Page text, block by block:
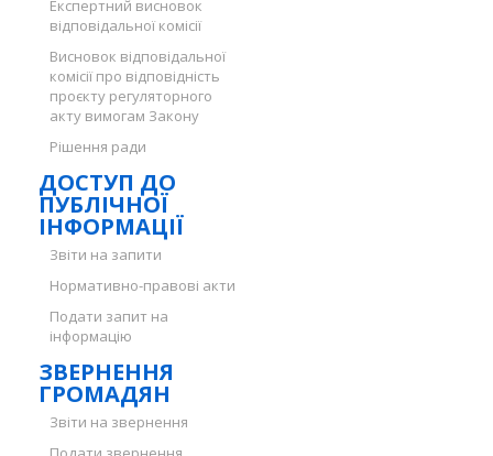
Експертний висновок
відповідальної комісії
Висновок відповідальної
комісії про відповідність
проєкту регуляторного
акту вимогам Закону
Рішення ради
ДОСТУП ДО
ПУБЛІЧНОЇ
ІНФОРМАЦІЇ
Звіти на запити
Нормативно-правові акти
Подати запит на
інформацію
ЗВЕРНЕННЯ
ГРОМАДЯН
Звіти на звернення